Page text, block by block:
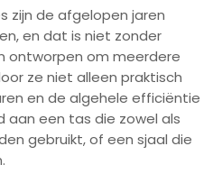
zijn de afgelopen jaren
en dat is niet zonder
ontworpen om meerdere
ze niet alleen praktisch
en de algehele efficiëntie
aan een tas die zowel als
gebruikt, of een sjaal die